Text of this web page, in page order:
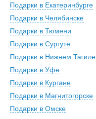
Подарки в Екатеринбурге
Подарки в Челябинске
Подарки в Тюмени
Подарки в Сургуте
Подарки в Нижнем Тагиле
Подарки в Уфе
Подарки в Кургане
Подарки в Магнитогорске
Подарки в Омске